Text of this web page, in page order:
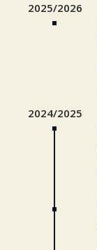
2025/2026
2024/2025